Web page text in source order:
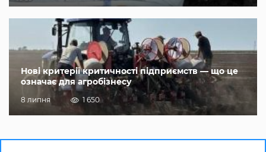
Нові критерії критичності підприємств — що це
означає для агробізнесу
8 липня 1 650